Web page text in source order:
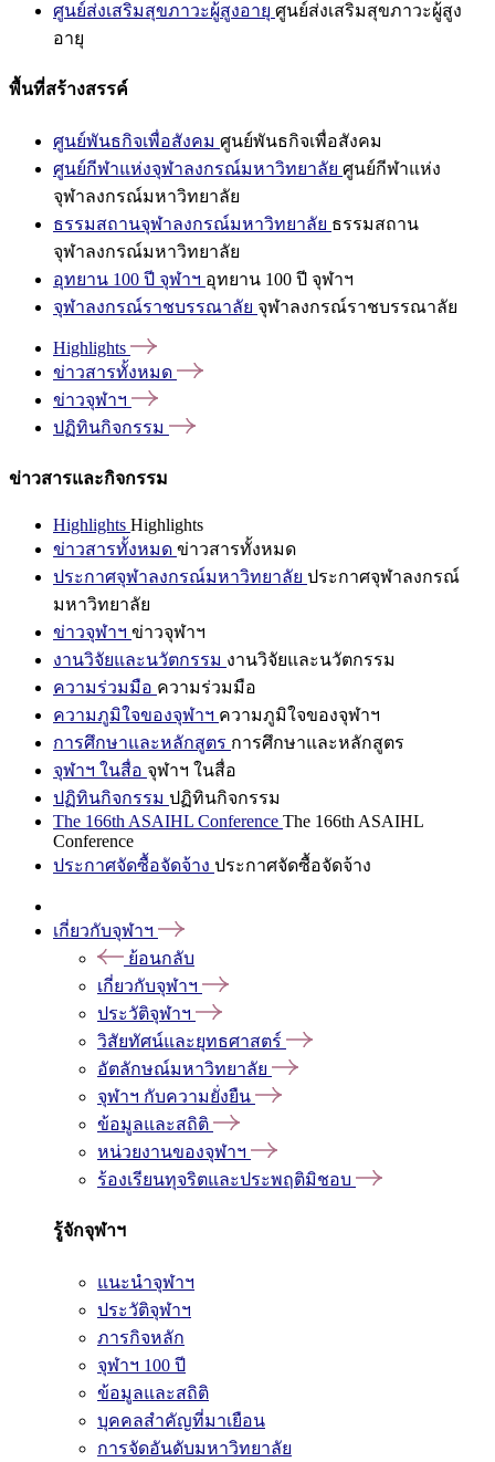
ศูนย์ส่งเสริมสุขภาวะผู้สูงอายุ ศูนย์ส่งเสริมสุขภาวะผู้สูง
อายุ
พื้นที่สร้างสรรค์
ศูนย์พันธกิจเพื่อสังคม ศูนย์พันธกิจเพื่อสังคม
ศูนย์กีฬาแห่งจุฬาลงกรณ์มหาวิทยาลัย ศูนย์กีฬาแห่ง
จุฬาลงกรณ์มหาวิทยาลัย
ธรรมสถานจุฬาลงกรณ์มหาวิทยาลัย ธรรมสถาน
จุฬาลงกรณ์มหาวิทยาลัย
อุทยาน 100 ปี จุฬาฯ อุทยาน 100 ปี จุฬาฯ
จุฬาลงกรณ์ราชบรรณาลัย จุฬาลงกรณ์ราชบรรณาลัย
Highlights
ข่าวสารทั้งหมด
ข่าวจุฬาฯ
ปฏิทินกิจกรรม
ข่าวสารและกิจกรรม
Highlights Highlights
ข่าวสารทั้งหมด ข่าวสารทั้งหมด
ประกาศจุฬาลงกรณ์มหาวิทยาลัย ประกาศจุฬาลงกรณ์
มหาวิทยาลัย
ข่าวจุฬาฯ ข่าวจุฬาฯ
งานวิจัยและนวัตกรรม งานวิจัยและนวัตกรรม
ความร่วมมือ ความร่วมมือ
ความภูมิใจของจุฬาฯ ความภูมิใจของจุฬาฯ
การศึกษาและหลักสูตร การศึกษาและหลักสูตร
จุฬาฯ ในสื่อ จุฬาฯ ในสื่อ
ปฏิทินกิจกรรม ปฏิทินกิจกรรม
The 166th ASAIHL Conference The 166th ASAIHL
Conference
ประกาศจัดซื้อจัดจ้าง ประกาศจัดซื้อจัดจ้าง
เกี่ยวกับจุฬาฯ
ย้อนกลับ
เกี่ยวกับจุฬาฯ
ประวัติจุฬาฯ
วิสัยทัศน์และยุทธศาสตร์
อัตลักษณ์มหาวิทยาลัย
จุฬาฯ กับความยั่งยืน
ข้อมูลและสถิติ
หน่วยงานของจุฬาฯ
ร้องเรียนทุจริตและประพฤติมิชอบ
รู้จักจุฬาฯ
แนะนำจุฬาฯ
ประวัติจุฬาฯ
ภารกิจหลัก
จุฬาฯ 100 ปี
ข้อมูลและสถิติ
บุคคลสำคัญที่มาเยือน
การจัดอันดับมหาวิทยาลัย